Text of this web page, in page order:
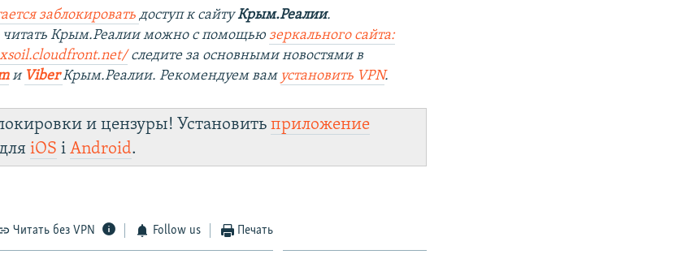
заблокироватьдоступ к сайтуКрым.Реалии.
читать Крым.Реалии можно с помощьюзеркального сайта:
следите за основными новостями в
и Viber Крым.Реалии. Рекомендуем вам установить VPN.
и цензуры! Установитьприложение
iOS іAndroid.
Читать без VPN Follow us Печать